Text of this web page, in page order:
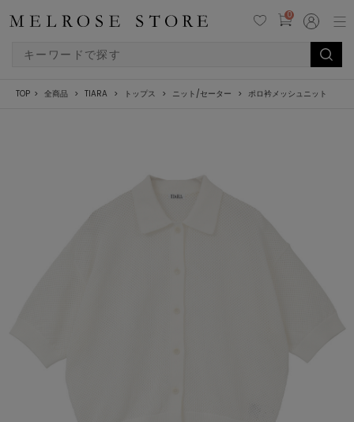
0
TOP 全商品 TIARA トップス ニット/セーター ポロ衿メッシュニット